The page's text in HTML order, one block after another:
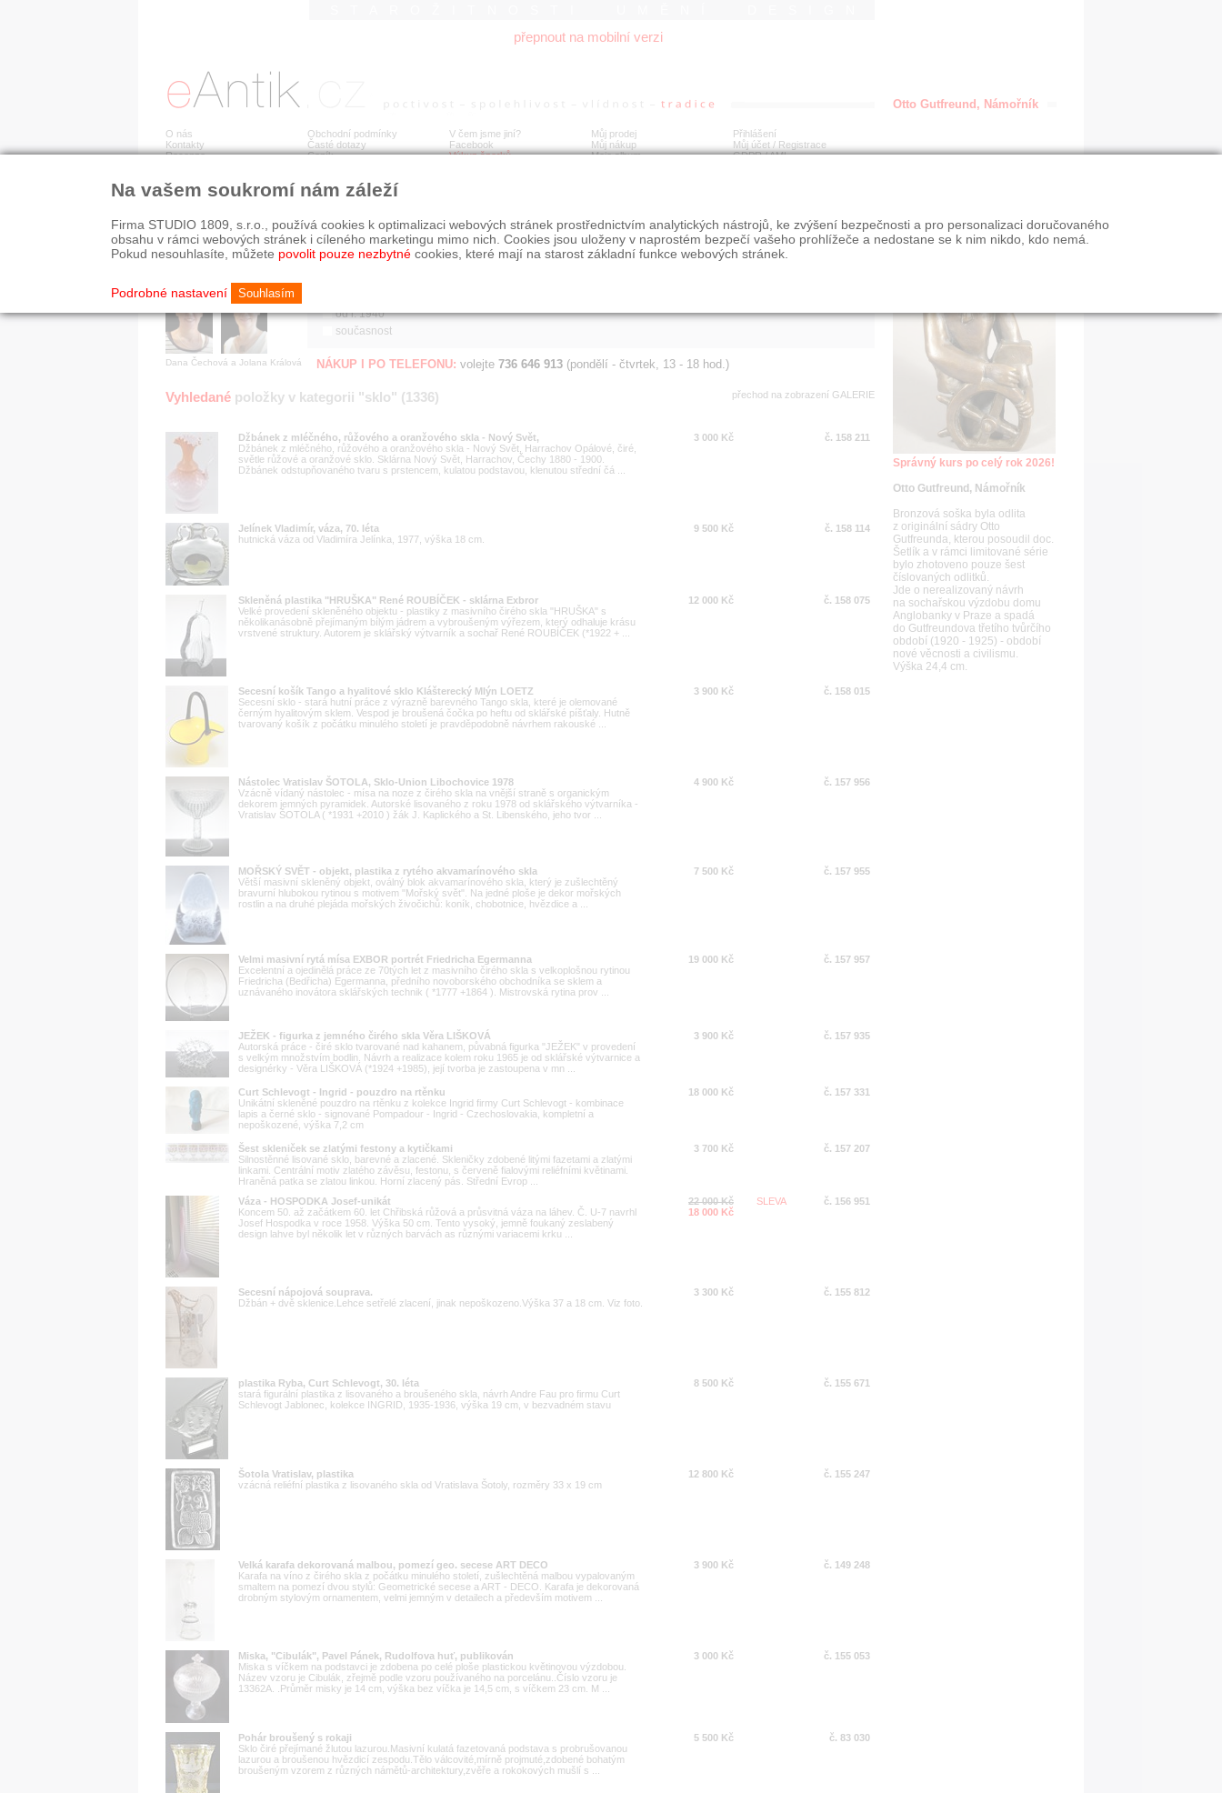
přepnout na mobilní verzi
O nás
Kontakty
Recenze
Obchodní podmínky
Časté dotazy
Ceník
V čem jsme jiní?
Facebook
Výkup šperků
Můj prodej
Můj nákup
Moje album
Přihlášení
Můj účet / Registrace
GDPR/AML
Jsme prověřená firma
Zákazníci u nás oceňují:
■ odborné zázemí
■ bezpečné prostředí
Dana Čechová a Jolana Králová
RYCHLÉ HLEDÁNÍ
HISTORICKÉ OBDOBÍ
všechno
před r. 1800
od r. 1940
současnost
STÁŘÍ NABÍDKY
všechno
jen poslední den
ŘAZENÍ
nejnovější napřed
podle cen sestupně
SLEVY
jen slevy
NÁKUP I PO TELEFONU: volejte 736 646 913 (pondělí - čtvrtek, 13 - 18 hod.)
Vyhledané položky v kategorii "sklo" (1336) přechod na zobrazení GALERIE
Džbánek z mléčného, růžového a oranžového skla - Nový Svět,
Džbánek z mléčného, růžového a oranžového skla - Nový Svět, Harrachov Opálové, čiré,
světle růžové a oranžové sklo. Sklárna Nový Svět, Harrachov, Čechy 1880 - 1900.
Džbánek odstupňovaného tvaru s prstencem, kulatou podstavou, klenutou střední čá ...
3 000 Kč č. 158 211
Jelínek Vladimír, váza, 70. léta
hutnická váza od Vladimíra Jelínka, 1977, výška 18 cm.
9 500 Kč č. 158 114
Skleněná plastika "HRUŠKA" René ROUBÍČEK - sklárna Exbror
Velké provedení skleněného objektu - plastiky z masivního čirého skla "HRUŠKA" s
několikanásobně přejímaným bílým jádrem a vybroušeným výřezem, který odhaluje krásu
vrstvené struktury. Autorem je sklářský výtvarník a sochař René ROUBÍČEK (*1922 + ...
12 000 Kč č. 158 075
Secesní košík Tango a hyalitové sklo Klášterecký Mlýn LOETZ
Secesní sklo - stará hutní práce z výrazně barevného Tango skla, které je olemované
černým hyalitovým sklem. Vespod je broušená čočka po heftu od sklářské píšťaly. Hutně
tvarovaný košík z počátku minulého století je pravděpodobně návrhem rakouské ...
3 900 Kč č. 158 015
Nástolec Vratislav ŠOTOLA, Sklo-Union Libochovice 1978
Vzácně vídaný nástolec - mísa na noze z čirého skla na vnější straně s organickým
dekorem jemných pyramidek. Autorské lisovaného z roku 1978 od sklářského výtvarníka -
Vratislav ŠOTOLA ( *1931 +2010 ) žák J. Kaplického a St. Libenského, jeho tvor ...
4 900 Kč č. 157 956
MOŘSKÝ SVĚT - objekt, plastika z rytého akvamarínového skla
Větší masivní skleněný objekt, oválný blok akvamarínového skla, který je zušlechtěný
bravurní hlubokou rytinou s motivem "Mořský svět". Na jedné ploše je dekor mořských
rostlin a na druhé plejáda mořských živočichů: koník, chobotnice, hvězdice a ...
7 500 Kč č. 157 955
Velmi masivní rytá mísa EXBOR portrét Friedricha Egermanna
Excelentní a ojedinělá práce ze 70tých let z masivního čirého skla s velkoplošnou rytinou
Friedricha (Bedřicha) Egermanna, předního novoborského obchodníka se sklem a
uznávaného inovátora sklářských technik ( *1777 +1864 ). Mistrovská rytina prov ...
19 000 Kč č. 157 957
JEŽEK - figurka z jemného čirého skla Věra LIŠKOVÁ
Autorská práce - čiré sklo tvarované nad kahanem, půvabná figurka "JEŽEK" v provedení
s velkým množstvím bodlin. Návrh a realizace kolem roku 1965 je od sklářské výtvarnice a
designérky - Věra LIŠKOVÁ (*1924 +1985), její tvorba je zastoupena v mn ...
3 900 Kč č. 157 935
Curt Schlevogt - Ingrid - pouzdro na rtěnku
Unikátní skleněné pouzdro na rtěnku z kolekce Ingrid firmy Curt Schlevogt - kombinace
lapis a černé sklo - signované Pompadour - Ingrid - Czechoslovakia, kompletní a
nepoškozené, výška 7,2 cm
18 000 Kč č. 157 331
Šest skleniček se zlatými festony a kytičkami
Silnostěnné lisované sklo, barevné a zlacené. Skleničky zdobené litými fazetami a zlatými
linkami. Centrální motiv zlatého závěsu, festonu, s červeně fialovými reliéfními květinami.
Hraněná patka se zlatou linkou. Horní zlacený pás. Střední Evrop ...
3 700 Kč č. 157 207
Váza - HOSPODKA Josef-unikát
Koncem 50. až začátkem 60. let Chřibská růžová a průsvitná váza na láhev. Č. U-7 navrhl
Josef Hospodka v roce 1958. Výška 50 cm. Tento vysoký, jemně foukaný zeslabený
design lahve byl několik let v různých barvách as různými variacemi krku ...
22 000 Kč
18 000 Kč
SLEVA č. 156 951
Secesní nápojová souprava.
Džbán + dvě sklenice.Lehce setřelé zlacení, jinak nepoškozeno.Výška 37 a 18 cm. Viz foto.
3 300 Kč č. 155 812
plastika Ryba, Curt Schlevogt, 30. léta
stará figurální plastika z lisovaného a broušeného skla, návrh Andre Fau pro firmu Curt
Schlevogt Jablonec, kolekce INGRID, 1935-1936, výška 19 cm, v bezvadném stavu
8 500 Kč č. 155 671
Šotola Vratislav, plastika
vzácná reliéfní plastika z lisovaného skla od Vratislava Šotoly, rozměry 33 x 19 cm
12 800 Kč č. 155 247
Velká karafa dekorovaná malbou, pomezí geo. secese ART DECO
Karafa na víno z čirého skla z počátku minulého století, zušlechtěná malbou vypalovaným
smaltem na pomezí dvou stylů: Geometrické secese a ART - DECO. Karafa je dekorovaná
drobným stylovým ornamentem, velmi jemným v detailech a především motivem ...
3 900 Kč č. 149 248
Miska, "Cibulák", Pavel Pánek, Rudolfova huť, publikován
Miska s víčkem na podstavci je zdobena po celé ploše plastickou květinovou výzdobou.
Název vzoru je Cibulák, zřejmě podle vzoru používaného na porcelánu..Číslo vzoru je
13362A. .Průměr misky je 14 cm, výška bez víčka je 14,5 cm, s víčkem 23 cm. M ...
3 000 Kč č. 155 053
Pohár broušený s rokaji
Sklo čiré přejímané žlutou lazurou.Masivní kulatá fazetovaná podstava s probrušovanou
lazurou a broušenou hvězdicí zespodu.Tělo válcovité,mírně projmuté,zdobené bohatým
broušeným vzorem z různých námětů-architektury,zvěře a rokokových mušlí s ...
5 500 Kč č. 83 030
Otto Gutfreund, Námořník
Správný kurs po celý rok 2026!
Otto Gutfreund, Námořník
Bronzová soška byla odlita
z originální sádry Otto
Gutfreunda, kterou posoudil doc.
Šetlík a v rámci limitované série
bylo zhotoveno pouze šest
číslovaných odlitků.
Jde o nerealizovaný návrh
na sochařskou výzdobu domu
Anglobanky v Praze a spadá
do Gutfreundova třetího tvůrčího
období (1920 - 1925) - období
nové věcnosti a civilismu.
Výška 24,4 cm.
Na vašem soukromí nám záleží
Firma STUDIO 1809, s.r.o., používá cookies k optimalizaci webových stránek prostřednictvím analytických nástrojů, ke zvýšení bezpečnosti a pro personalizaci doručovaného
obsahu v rámci webových stránek i cíleného marketingu mimo nich. Cookies jsou uloženy v naprostém bezpečí vašeho prohlížeče a nedostane se k nim nikdo, kdo nemá.
Pokud nesouhlasíte, můžete povolit pouze nezbytné cookies, které mají na starost základní funkce webových stránek.
Podrobné nastavení Souhlasím